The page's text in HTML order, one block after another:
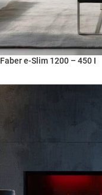
Faber e-Slim 1200 – 450 I